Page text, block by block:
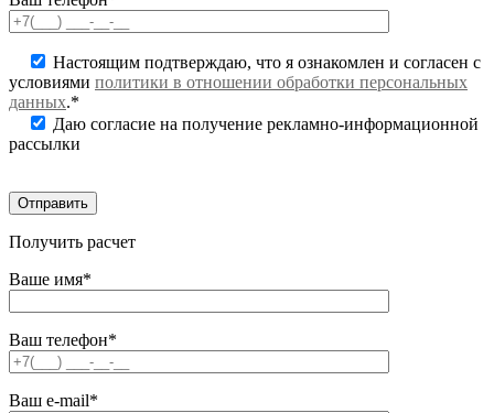
Настоящим подтверждаю, что я ознакомлен и согласен с
условиями политики в отношении обработки персональных
данных.*
Даю согласие на получение рекламно-информационной
рассылки
Получить расчет
Ваше имя*
Ваш телефон*
Ваш e-mail*